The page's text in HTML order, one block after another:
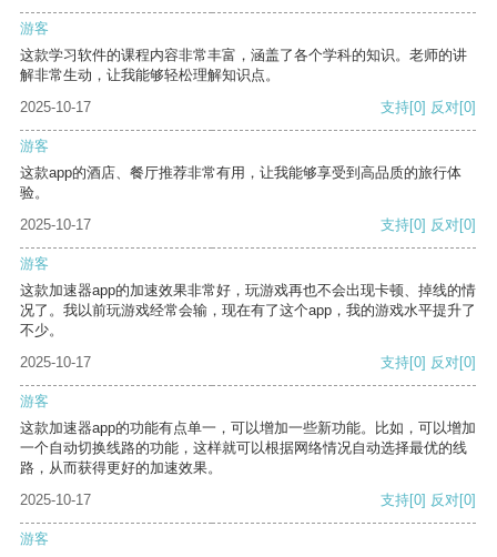
游客
这款学习软件的课程内容非常丰富，涵盖了各个学科的知识。老师的讲
解非常生动，让我能够轻松理解知识点。
2025-10-17
支持[0] 反对[0]
游客
这款app的酒店、餐厅推荐非常有用，让我能够享受到高品质的旅行体
验。
2025-10-17
支持[0] 反对[0]
游客
这款加速器app的加速效果非常好，玩游戏再也不会出现卡顿、掉线的情
况了。我以前玩游戏经常会输，现在有了这个app，我的游戏水平提升了
不少。
2025-10-17
支持[0] 反对[0]
游客
这款加速器app的功能有点单一，可以增加一些新功能。比如，可以增加
一个自动切换线路的功能，这样就可以根据网络情况自动选择最优的线
路，从而获得更好的加速效果。
2025-10-17
支持[0] 反对[0]
游客